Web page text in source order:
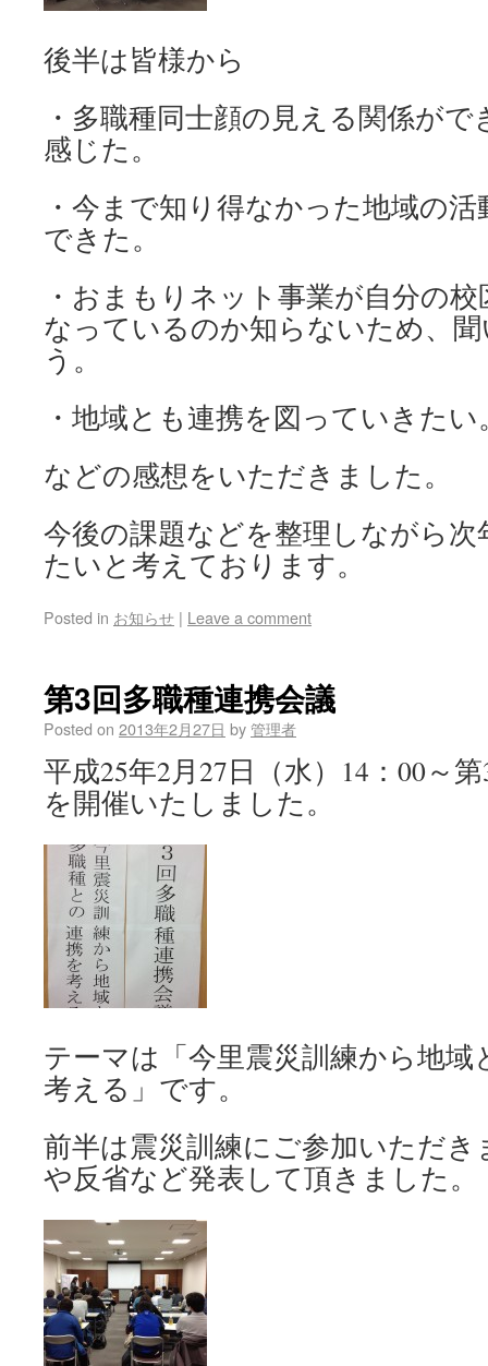
後半は皆様から
・多職種同士顔の見える関係が
感じた。
・今まで知り得なかった地域の
できた。
・おまもりネット事業が自分の
なっているのか知らないため、
う。
・地域とも連携を図っていきたい
などの感想をいただきました。
今後の課題などを整理しながら
たいと考えております。
Posted in お知らせ | Leave a comment
第3回多職種連携会議
Posted on 2013年2月27日 by管理者
平成25年2月27日（水）14：00～
を開催いたしました。
テーマは「今里震災訓練から地域
考える」です。
前半は震災訓練にご参加いただ
や反省など発表して頂きました。